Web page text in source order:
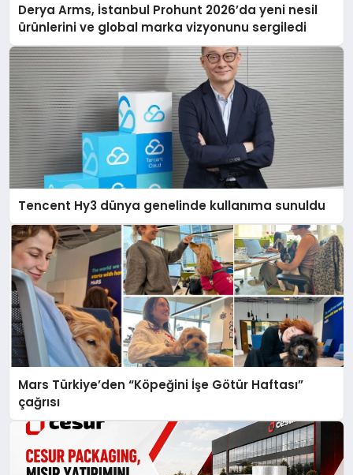
Derya Arms, İstanbul Prohunt 2026’da yeni nesil
ürünlerini ve global marka vizyonunu sergiledi
Tencent Hy3 dünya genelinde kullanıma sunuldu
Mars Türkiye’den “Köpeğini İşe Götür Haftası”
çağrısı